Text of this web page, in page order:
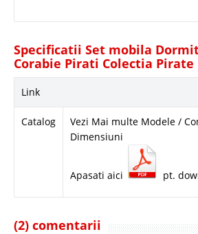
Specificatii Set mobila
Corabie Pirati Colectia Pirate
Link
Catalog
Vezi Mai multe Modele /
Dimensiuni
Apasati aici pt.
(2) comentarii